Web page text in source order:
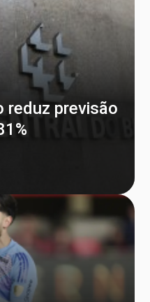
reduz previsão